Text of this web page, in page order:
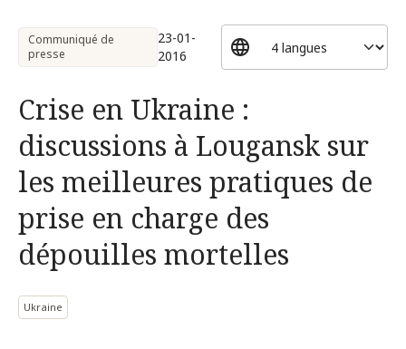
Communiqué de
presse
23-01-
2016
Crise en Ukraine :
discussions à Lougansk sur
les meilleures pratiques de
prise en charge des
dépouilles mortelles
Ukraine